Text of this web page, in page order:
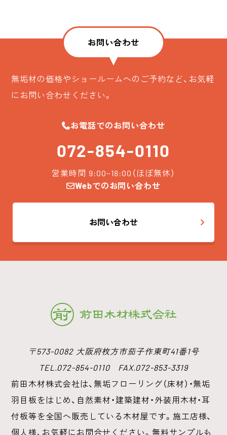
お問い合わせ
無垢材の価格やショールームへのご予約など、お気軽
にお問い合わせください。
お電話でのお問い合わせ
072-854-0110
営業時間 9:00~18:00（ほぼ無休）
Webでのお問い合わせ
お問い合わせ
〒573-0082 大阪府枚方市茄子作東町41番1号
TEL.072-854-0110 FAX.072-853-3319
前田木材株式会社は、無垢フローリング（床材）・無垢
羽目板をはじめ、 自然素材・建築建材・外装用木材・耳
付板等を全国へ販売している木材屋です。 施工店様、
個人様、お気軽にお問合せください。無料サンプルも